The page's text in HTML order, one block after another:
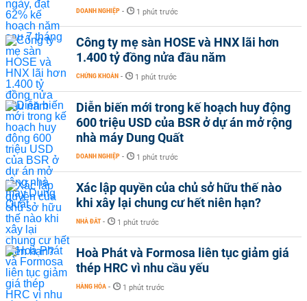
DOANH NGHIỆP - 1 phút trước
Công ty mẹ sàn HOSE và HNX lãi hơn
1.400 tỷ đồng nửa đầu năm
CHỨNG KHOÁN - 1 phút trước
Diễn biến mới trong kế hoạch huy động
600 triệu USD của BSR ở dự án mở rộng
nhà máy Dung Quất
DOANH NGHIỆP - 1 phút trước
Xác lập quyền của chủ sở hữu thế nào
khi xây lại chung cư hết niên hạn?
NHÀ ĐẤT - 1 phút trước
Hoà Phát và Formosa liên tục giảm giá
thép HRC vì nhu cầu yếu
HÀNG HÓA - 1 phút trước